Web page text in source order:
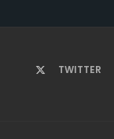
TWITTER